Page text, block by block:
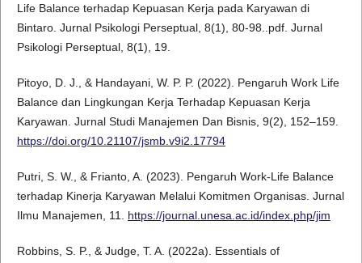
Life Balance terhadap Kepuasan Kerja pada Karyawan di
Bintaro. Jurnal Psikologi Perseptual, 8(1), 80-98..pdf. Jurnal
Psikologi Perseptual, 8(1), 19.
Pitoyo, D. J., & Handayani, W. P. P. (2022). Pengaruh Work Life
Balance dan Lingkungan Kerja Terhadap Kepuasan Kerja
Karyawan. Jurnal Studi Manajemen Dan Bisnis, 9(2), 152–159.
https://doi.org/10.21107/jsmb.v9i2.17794
Putri, S. W., & Frianto, A. (2023). Pengaruh Work-Life Balance
terhadap Kinerja Karyawan Melalui Komitmen Organisas. Jurnal
Ilmu Manajemen, 11. https://journal.unesa.ac.id/index.php/jim
Robbins, S. P., & Judge, T. A. (2022a). Essentials of